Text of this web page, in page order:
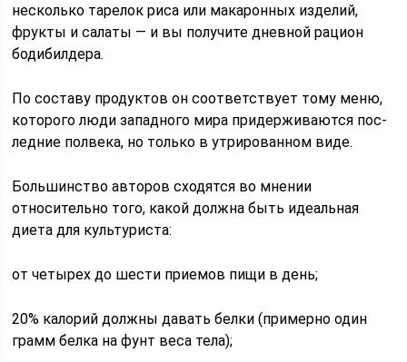
несколько тарелок риса или макарон­ных изделий,
фрукты и салаты — и вы получите дневной рацион
бодибилдера.
По составу продуктов он со­ответствует тому меню,
которого люди западного мира придерживаются пос­
ледние полвека, но только в утриро­ванном виде.
Большинство авторов сходятся во мнении
относительно того, какой до­лжна быть идеальная
диета для куль­туриста:
от четырех до шести приемов пищи в день;
20% калорий должны давать белки (примерно один
грамм белка на фунт веса тела);